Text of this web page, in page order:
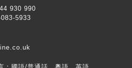
930 990
5933